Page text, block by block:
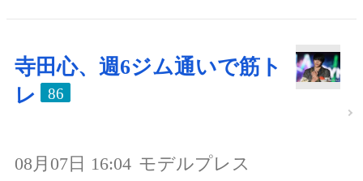
寺田心、週6ジム通いで筋ト
レ
86
08月07日 16:04 モデルプレス